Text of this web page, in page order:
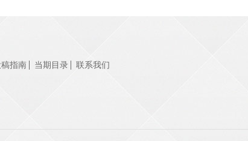
指南 当期目录 联系我们